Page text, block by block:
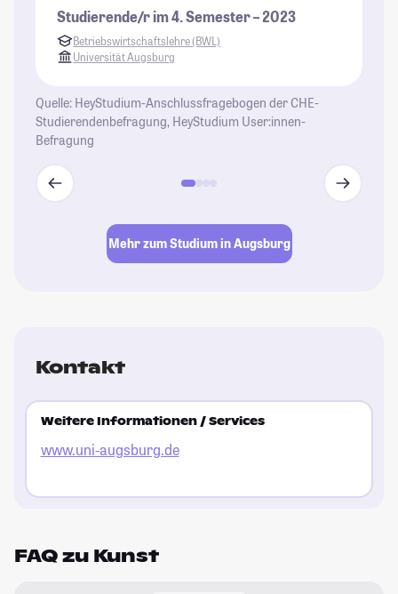
Studierende/r im 4. Semester – 2023
Betriebswirtschaftslehre (BWL)
Universität Augsburg
Quelle: HeyStudium-Anschlussfragebogen der CHE-
Studierendenbefragung, HeyStudium User:innen-
Befragung
Mehr zum Studium in Augsburg
Kontakt
Weitere Informationen / Services
www.uni-augsburg.de
FAQ zu Kunst